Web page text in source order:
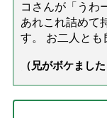
コさんが「うわ
あれこれ詰めて
す。 お二人とも
（兄がボケまし
達』が届きまし